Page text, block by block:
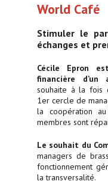
World Café
Stimuler le
échanges et
Cécile Epron
financière
souhaite à la fois
1er cercle de
la coopération
membres sont
Le souhait du
managers de
fonctionnement
la transversalité.